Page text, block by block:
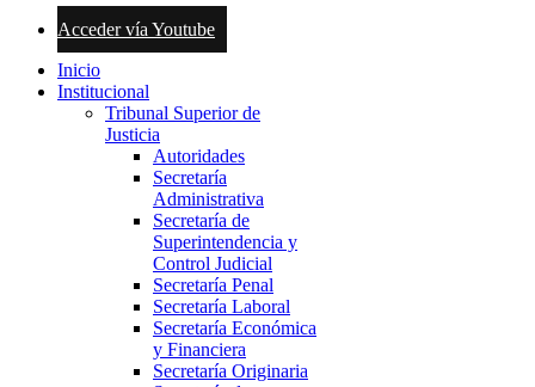
Acceder vía Youtube
Inicio
Institucional
Tribunal Superior de
Justicia
Autoridades
Secretaría
Administrativa
Secretaría de
Superintendencia y
Control Judicial
Secretaría Penal
Secretaría Laboral
Secretaría Económica
y Financiera
Secretaría Originaria